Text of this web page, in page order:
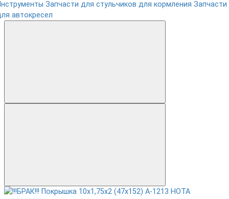
Запчасти для стульчиков для кормления Запчасти
автокресел